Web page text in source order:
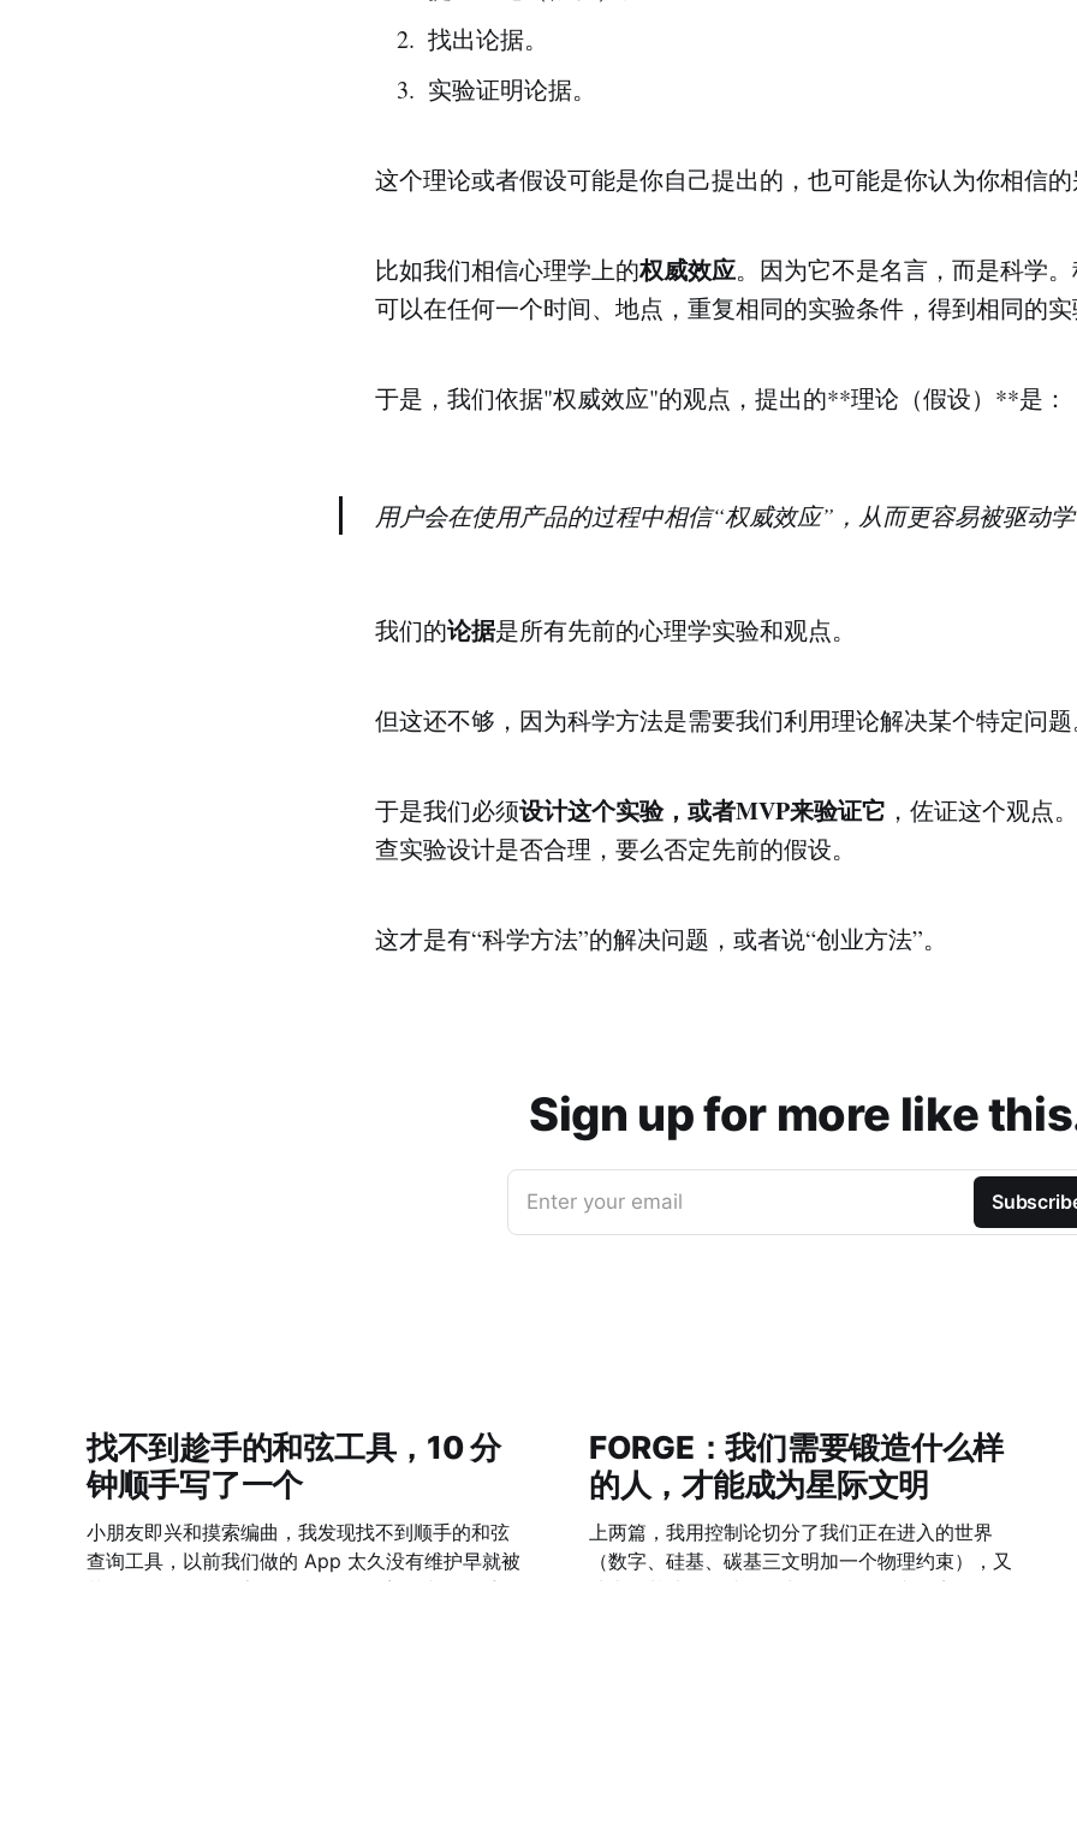
找出论据。
实验证明论据。
这个理论或者假设可能是你自己提出的，也可能是你认为你相信
比如我们相信心理学上的权威效应。因为它不是名言，而是科学
可以在任何一个时间、地点，重复相同的实验条件，得到相同的
于是，我们依据"权威效应"的观点，提出的**理论（假设）**是：
用户会在使用产品的过程中相信“权威效应”，从而更容易被驱动
我们的论据是所有先前的心理学实验和观点。
但这还不够，因为科学方法是需要我们利用理论解决某个特定问
于是我们必须设计这个实验，或者MVP来验证它 ，佐证这个观点
查实验设计是否合理，要么否定先前的假设。
这才是有“科学方法”的解决问题，或者说“创业方法”。
Sign up for more like
Enter your email
找不到趁手的和弦工具，10 分
钟顺手写了一个
小朋友即兴和摸索编曲，我发现找不到顺手的和弦
查询工具，以前我们做的 App 太久没有维护早就被
苹果 AppStore 下架了。 那天，闲着无事，随手
FORGE：我们需要锻造什么样
的人，才能成为星际文明
上两篇，我用控制论切分了我们正在进入的世界
（数字、硅基、碳基三文明加一个物理约束），又
从火星基地的极端场景出发，推导了文明完整运作